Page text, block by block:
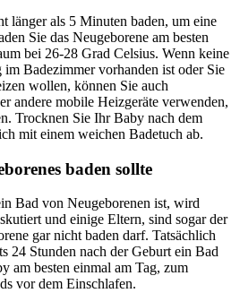
länger als 5 Minuten baden, um eine
Sie das Neugeborene am besten
bei 26-28 Grad Celsius. Wenn keine
im Badezimmer vorhanden ist oder Sie
wollen, können Sie auch
andere mobile Heizgeräte verwenden,
Trocknen Sie Ihr Baby nach dem
mit einem weichen Badetuch ab.
baden sollte
Bad von Neugeborenen ist, wird
und einige Eltern, sind sogar der
gar nicht baden darf. Tatsächlich
24 Stunden nach der Geburt ein Bad
am besten einmal am Tag, zum
vor dem Einschlafen.